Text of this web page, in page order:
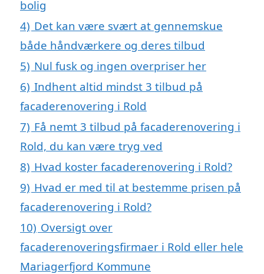
bolig
4) Det kan være svært at gennemskue
både håndværkere og deres tilbud
5) Nul fusk og ingen overpriser her
6) Indhent altid mindst 3 tilbud på
facaderenovering i Rold
7) Få nemt 3 tilbud på facaderenovering i
Rold, du kan være tryg ved
8) Hvad koster facaderenovering i Rold?
9) Hvad er med til at bestemme prisen på
facaderenovering i Rold?
10) Oversigt over
facaderenoveringsfirmaer i Rold eller hele
Mariagerfjord Kommune